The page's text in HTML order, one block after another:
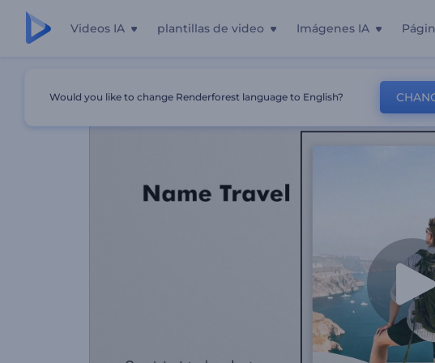
Videos IA plantillas de video Imágenes IA
Would you like to change Renderforest language to English?